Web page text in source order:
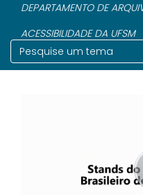
DEPARTAMENTO DE
ACESSIBILIDADE DA UFSM